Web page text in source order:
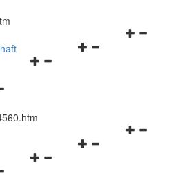
Navigationsmenü
Navigationsmenü
Navigationsmenü
Navigationsmenü